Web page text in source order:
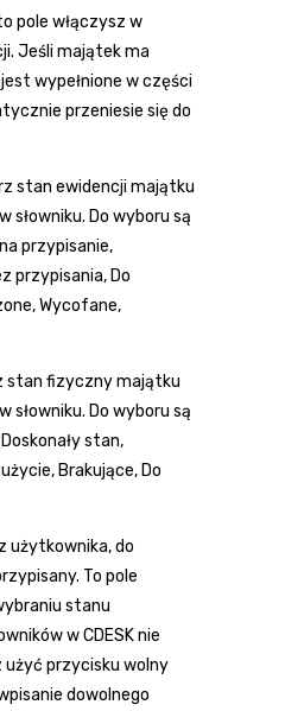
pole włączysz w
Jeśli majątek ma
wypełnione w części
przeniesie się do
stan ewidencji majątku
Do wyboru są
przypisanie,
przypisania, Do
Wycofane,
stan fizyczny majątku
Do wyboru są
stan,
Brakujące, Do
użytkownika, do
To pole
stanu
w CDESK nie
użyć przycisku wolny
dowolnego